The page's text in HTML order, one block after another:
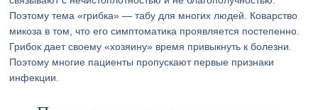
Поэтому тема «грибка» — табу для многих людей. Коварство
микоза в том, что его симптоматика проявляется постепенно.
Грибок дает своему «хозяину» время привыкнуть к болезни.
Поэтому многие пациенты пропускают первые признаки
инфекции.